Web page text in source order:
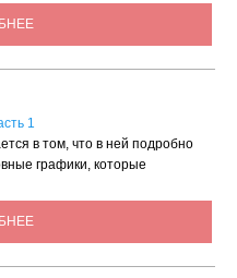
1
в том, что в ней подробно
графики, которые